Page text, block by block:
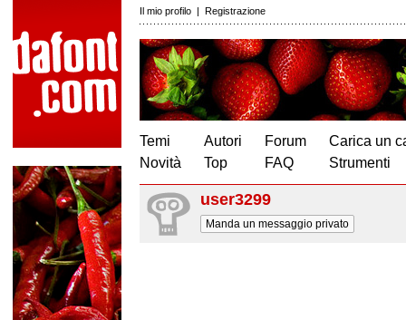
Il mio profilo | Registrazione
Temi
Novità
Autori
Top
Forum
FAQ
Carica un
Strumenti
user3299
Manda un messaggio privato